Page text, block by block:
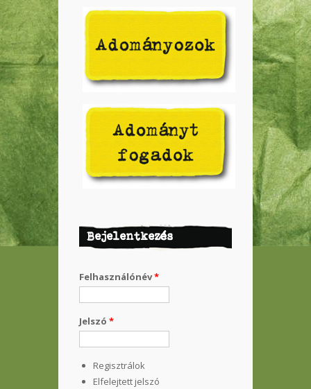
Bejelentkezés
Felhasználónév*
Jelszó *
Regisztrálok
Elfelejtett jelszó